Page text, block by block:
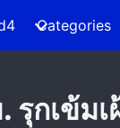
Categories
รุกเข้ม